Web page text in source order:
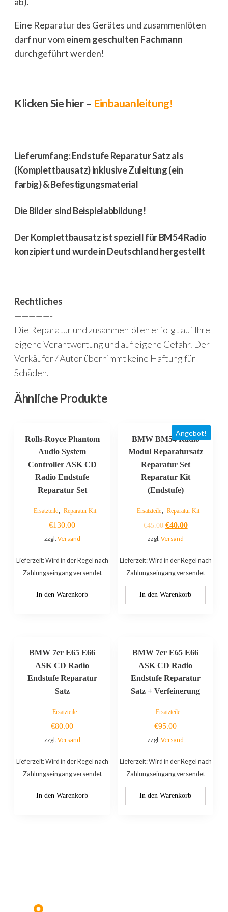
Eine Reparatur des Gerätes und zusammenlöten
darf nur vomeinem geschulten Fachmann
durchgeführt werden!
Klicken Sie hier – Einbauanleitung!
Lieferumfang: Endstufe Reparatur Satz als
(Komplettbausatz) inklusive Zuleitung (ein
farbig) & Befestigungsmaterial
Die Bilder sind Beispielabbildung!
Der Komplettbausatz ist speziell für BM54 Radio
konzipiert und wurde in Deutschland hergestellt
Rechtliches
—————-
Die Reparatur und zusammenlöten erfolgt auf Ihre
eigene Verantwortung und auf eigene Gefahr. Der
Verkäufer / Autor übernimmt keine Haftung für
Schäden.
Ähnliche Produkte
Rolls-Royce Phantom
Audio System
Controller ASK CD
Radio Endstufe
Reparatur Set
Ersatzteile, Reparatur Kit
€130.00
zzgl. Versand
Lieferzeit: Wird in der Regel nach
Zahlungseingang versendet
In den Warenkorb
Angebot!
BMW BM54 Radio
Modul Reparatursatz
Reparatur Set
Reparatur Kit
(Endstufe)
Ersatzteile, Reparatur Kit
€45.00 €40.00
zzgl. Versand
Lieferzeit: Wird in der Regel nach
Zahlungseingang versendet
In den Warenkorb
BMW 7er E65 E66
ASK CD Radio
Endstufe Reparatur
Satz
Ersatzteile
€80.00
zzgl. Versand
Lieferzeit: Wird in der Regel nach
Zahlungseingang versendet
In den Warenkorb
BMW 7er E65 E66
ASK CD Radio
Endstufe Reparatur
Satz + Verfeinerung
Ersatzteile
€95.00
zzgl. Versand
Lieferzeit: Wird in der Regel nach
Zahlungseingang versendet
In den Warenkorb